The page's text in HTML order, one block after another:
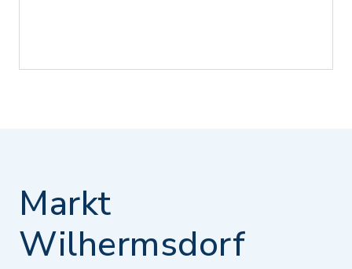
Markt
Wilhermsdorf